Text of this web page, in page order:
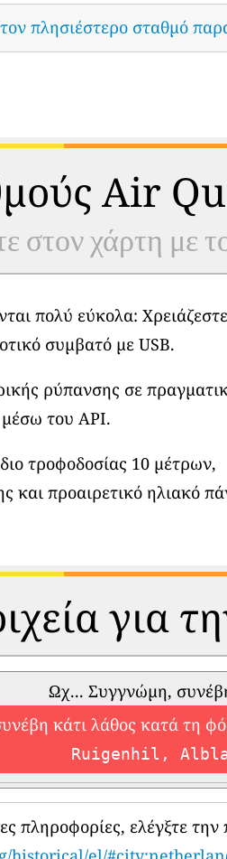
πλησιέστερο σταθμό
Air
στον χάρτη με
πολύ εύκολα:
συμβατό με USB.
ρύπανσης σε
μέσω του API.
τροφοδοσίας 10 μέτρων,
και προαιρετικό ηλιακό
για
Ωχ... Συγγνώμη,
κάτι λάθος κατά τη
Ruigenhil,
πληροφορίες, ελέγξτε